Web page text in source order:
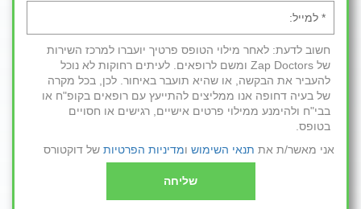
חשוב לדעת: לאחר מילוי הטופס פרטיך יועברו למרכז השירות
של Zap Doctors ומשם לרופאים. לעיתים רחוקות לא נוכל
להעביר את הבקשה, או שהיא תועבר באיחור. לכן, בכל מקרה
של בעיה דחופה אנו ממליצים להתייעץ עם רופאים בקופ"ח או
בבי"ח ולהימנע ממילוי פרטים אישיים, רגישים או חסויים
בטופס.
אני מאשר/ת את תנאי השימוש ומדיניות הפרטיות של דוקטורס
שליחה